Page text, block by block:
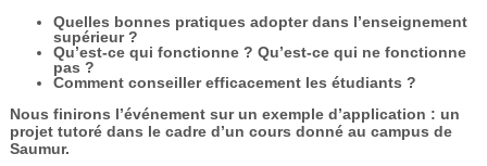
Quelles bonnes pratiques adopter dans l’enseignement
supérieur ?
Qu’est-ce qui fonctionne ? Qu’est-ce qui ne fonctionne
pas ?
Comment conseiller efficacement les étudiants ?
Nous finirons l’événement sur un exemple d’application : un
projet tutoré dans le cadre d’un cours donné au campus de
Saumur.